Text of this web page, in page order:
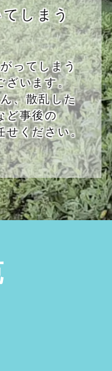
しまう
ってしまう
ざいます。
、散乱した
ど事後の
せください。